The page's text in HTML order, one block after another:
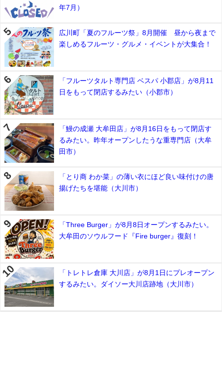
年7月）
広川町「夏のフルーツ祭」8月開催 昼から夜まで
楽しめるフルーツ・グルメ・イベントが大集合！
「フルーツタルト専門店 ベスパ 小郡店」が8月11
日をもって閉店するみたい（小郡市）
「鰻の成瀬 大牟田店」が8月16日をもって閉店す
るみたい。昨年オープンしたうな重専門店（大牟
田市）
「とり商 わか菜」の薄い衣にほど良い味付けの唐
揚げたちを堪能（大川市）
「Three Burger」が8月8日オープンするみたい。
大牟田のソウルフード『Fire burger』復刻！
「トレトレ倉庫 大川店」が8月1日にプレオープン
するみたい。ダイソー大川店跡地（大川市）